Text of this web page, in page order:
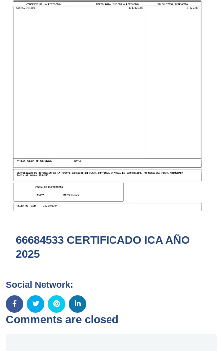
66684533 CERTIFICADO ICA AÑO
2025
Social Network:
Comments are closed